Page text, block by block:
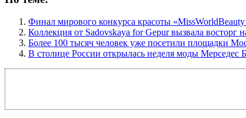
Финал мирового конкурса красоты
Коллекция от Sadovskaya for Gepur вызвала восторг
Более 100 тысяч человек уже посетили площадки
В столице России открылась неделя моды Мерседес